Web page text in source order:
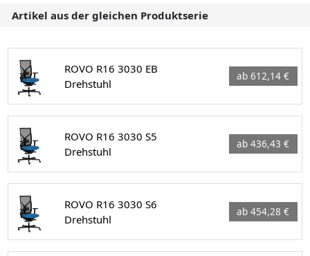
Artikel aus der gleichen Produktserie
ROVO R16 3030 EB
Drehstuhl
ab 612,14 €
ROVO R16 3030 S5
Drehstuhl
ab 436,43 €
ROVO R16 3030 S6
Drehstuhl
ab 454,28 €